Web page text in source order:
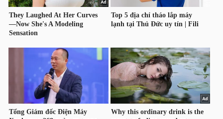
NGHỆ
THÔNG
TIN